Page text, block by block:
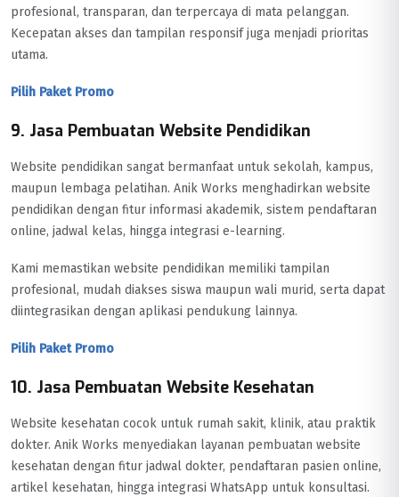
profesional, transparan, dan terpercaya di mata pelanggan.
Kecepatan akses dan tampilan responsif juga menjadi prioritas
utama.
Pilih Paket Promo
9. Jasa Pembuatan Website Pendidikan
Website pendidikan sangat bermanfaat untuk sekolah, kampus,
maupun lembaga pelatihan. Anik Works menghadirkan website
pendidikan dengan fitur informasi akademik, sistem pendaftaran
online, jadwal kelas, hingga integrasi e-learning.
Kami memastikan website pendidikan memiliki tampilan
profesional, mudah diakses siswa maupun wali murid, serta dapat
diintegrasikan dengan aplikasi pendukung lainnya.
Pilih Paket Promo
10. Jasa Pembuatan Website Kesehatan
Website kesehatan cocok untuk rumah sakit, klinik, atau praktik
dokter. Anik Works menyediakan layanan pembuatan website
kesehatan dengan fitur jadwal dokter, pendaftaran pasien online,
artikel kesehatan, hingga integrasi WhatsApp untuk konsultasi.